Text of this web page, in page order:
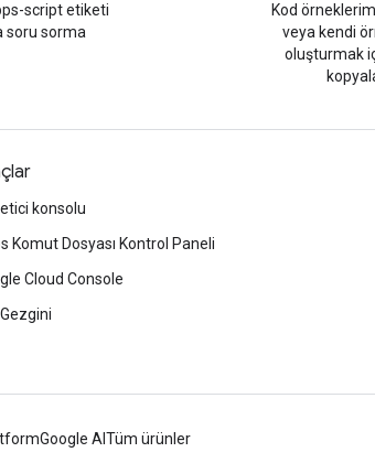
script etiketi
soru sorma
Kod
veya kendi
oluşturmak
konsolu
Komut Dosyası Kontrol Paneli
Cloud Console
Google AI Tüm ürünler